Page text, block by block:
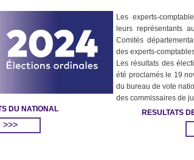
DU NATIONAL
>>>
Les experts-
leurs représentants
Comités
des experts-
Les résultats des
été proclamés le 19
du bureau de vote
des commissaires de
RESULTATS